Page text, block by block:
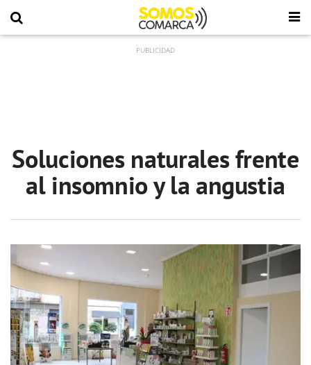
Soluciones naturales frente
al insomnio y la angustia